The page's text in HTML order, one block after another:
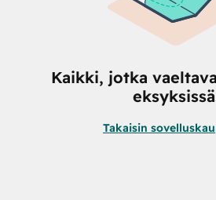
Kaikki, jotka
Takaisin